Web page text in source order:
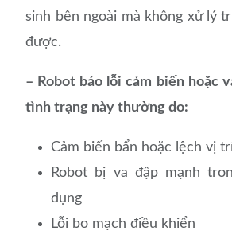
sinh bên ngoài mà không xử lý
được.
– Robot báo lỗi cảm biến hoặc
tình trạng này thường do:
Cảm biến bẩn hoặc lệch vị trí
Robot bị va đập mạnh
dụng
Lỗi bo mạch điều khiển